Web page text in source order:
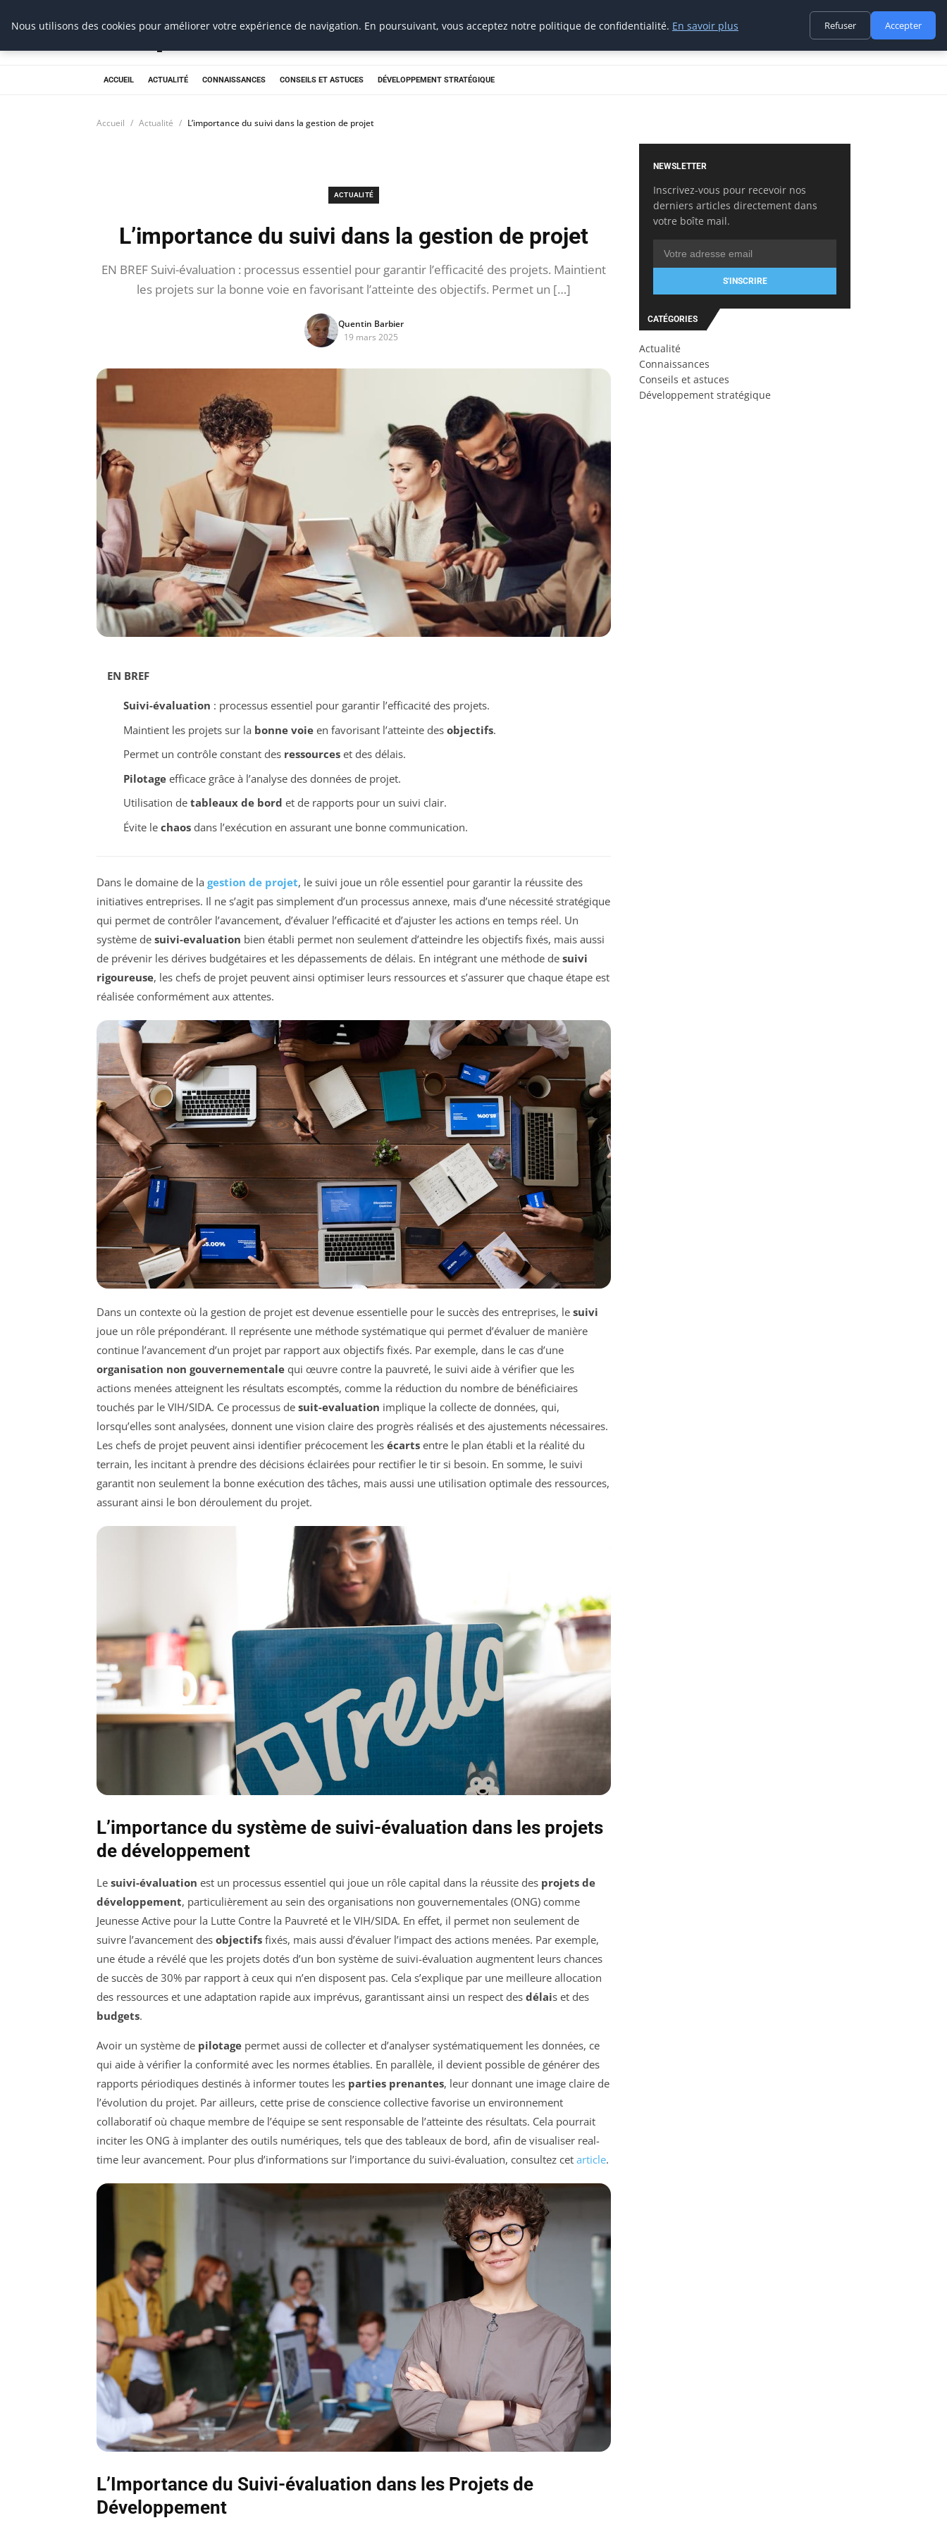
Prospection Pro
ACCUEIL ACTUALITÉ CONNAISSANCES CONSEILS ET ASTUCES DÉVELOPPEMENT STRATÉGIQUE
Accueil Actualité L’importance du suivi dans la gestion de projet
ACTUALITÉ
L’importance du suivi dans la gestion de projet
EN BREF Suivi-évaluation : processus essentiel pour garantir l’efficacité des projets. Maintient
les projets sur la bonne voie en favorisant l’atteinte des objectifs. Permet un […]
Quentin Barbier
19 mars 2025
EN BREF
Suivi-évaluation : processus essentiel pour garantir l’efficacité des projets.
Maintient les projets sur la bonne voieen favorisant l’atteinte des objectifs.
Permet un contrôle constant des ressourceset des délais.
Pilotageefficace grâce à l’analyse des données de projet.
Utilisation de tableaux de bord et de rapports pour un suivi clair.
Évite le chaosdans l’exécution en assurant une bonne communication.
Dans le domaine de la gestion de projet, le suivi joue un rôle essentiel pour garantir la réussite des
initiatives entreprises. Il ne s’agit pas simplement d’un processus annexe, mais d’une nécessité stratégique
qui permet de contrôler l’avancement, d’évaluer l’efficacité et d’ajuster les actions en temps réel. Un
système de suivi-evaluation bien établi permet non seulement d’atteindre les objectifs fixés, mais aussi
de prévenir les dérives budgétaires et les dépassements de délais. En intégrant une méthode de suivi
rigoureuse, les chefs de projet peuvent ainsi optimiser leurs ressources et s’assurer que chaque étape est
réalisée conformément aux attentes.
Dans un contexte où la gestion de projet est devenue essentielle pour le succès des entreprises, le suivi
joue un rôle prépondérant. Il représente une méthode systématique qui permet d’évaluer de manière
continue l’avancement d’un projet par rapport aux objectifs fixés. Par exemple, dans le cas d’une
organisation non gouvernementale qui œuvre contre la pauvreté, le suivi aide à vérifier que les
actions menées atteignent les résultats escomptés, comme la réduction du nombre de bénéficiaires
touchés par le VIH/SIDA. Ce processus de suit-evaluation implique la collecte de données, qui,
lorsqu’elles sont analysées, donnent une vision claire des progrès réalisés et des ajustements nécessaires.
Les chefs de projet peuvent ainsi identifier précocement les écarts entre le plan établi et la réalité du
terrain, les incitant à prendre des décisions éclairées pour rectifier le tir si besoin. En somme, le suivi
garantit non seulement la bonne exécution des tâches, mais aussi une utilisation optimale des ressources,
assurant ainsi le bon déroulement du projet.
L’importance du système de suivi-évaluation dans les projets
de développement
Le suivi-évaluation est un processus essentiel qui joue un rôle capital dans la réussite des projets de
développement, particulièrement au sein des organisations non gouvernementales (ONG) comme
Jeunesse Active pour la Lutte Contre la Pauvreté et le VIH/SIDA. En effet, il permet non seulement de
suivre l’avancement des objectifs fixés, mais aussi d’évaluer l’impact des actions menées. Par exemple,
une étude a révélé que les projets dotés d’un bon système de suivi-évaluation augmentent leurs chances
de succès de 30% par rapport à ceux qui n’en disposent pas. Cela s’explique par une meilleure allocation
des ressources et une adaptation rapide aux imprévus, garantissant ainsi un respect des délais et des
budgets.
Avoir un système de pilotage permet aussi de collecter et d’analyser systématiquement les données, ce
qui aide à vérifier la conformité avec les normes établies. En parallèle, il devient possible de générer des
rapports périodiques destinés à informer toutes les parties prenantes, leur donnant une image claire de
l’évolution du projet. Par ailleurs, cette prise de conscience collective favorise un environnement
collaboratif où chaque membre de l’équipe se sent responsable de l’atteinte des résultats. Cela pourrait
inciter les ONG à implanter des outils numériques, tels que des tableaux de bord, afin de visualiser real-
time leur avancement. Pour plus d’informations sur l’importance du suivi-évaluation, consultez cet article.
L’Importance du Suivi-évaluation dans les Projets de
Développement
NEWSLETTER
Inscrivez-vous pour recevoir nos
derniers articles directement dans
votre boîte mail.
S'INSCRIRE
CATÉGORIES
Actualité
Connaissances
Conseils et astuces
Développement stratégique
Nous utilisons des cookies pour améliorer votre expérience de navigation. En poursuivant, vous acceptez notre politique de confidentialité. En savoir plus Refuser Accepter